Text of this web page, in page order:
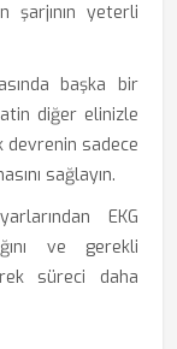
şarjının yeterli
başka bir
diğer elinizle
sadece
sağlayın.
EKG
ve gerekli
süreci daha